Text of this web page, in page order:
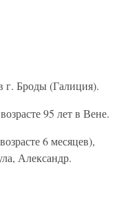
г. Броды (Галиция).
95 лет в Вене.
6 месяцев),
Александр.